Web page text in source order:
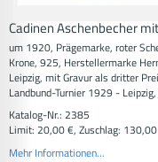
Cadinen Aschenbecher
um 1920, Prägemarke, roter
Krone, 925, Herstellermarke
Leipzig, mit Gravur als dritter
Landbund-Turnier 1929 -
Katalog-Nr.: 2385
Limit: 20,00 €, Zuschlag:
Mehr Informationen...